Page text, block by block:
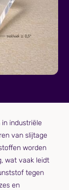
industriële
van slijtage
worden
wat vaak leidt
tegen
en